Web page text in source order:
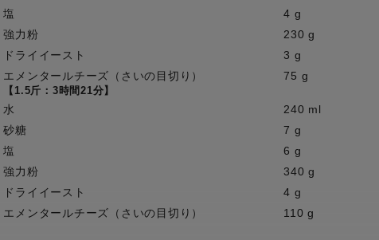
塩
4 g
強力粉
230 g
ドライイースト
3 g
エメンタールチーズ（さいの目切り）
75 g
【1.5斤：3時間21分】
水
240 ml
砂糖
7 g
塩
6 g
強力粉
340 g
ドライイースト
4 g
エメンタールチーズ（さいの目切り）
110 g